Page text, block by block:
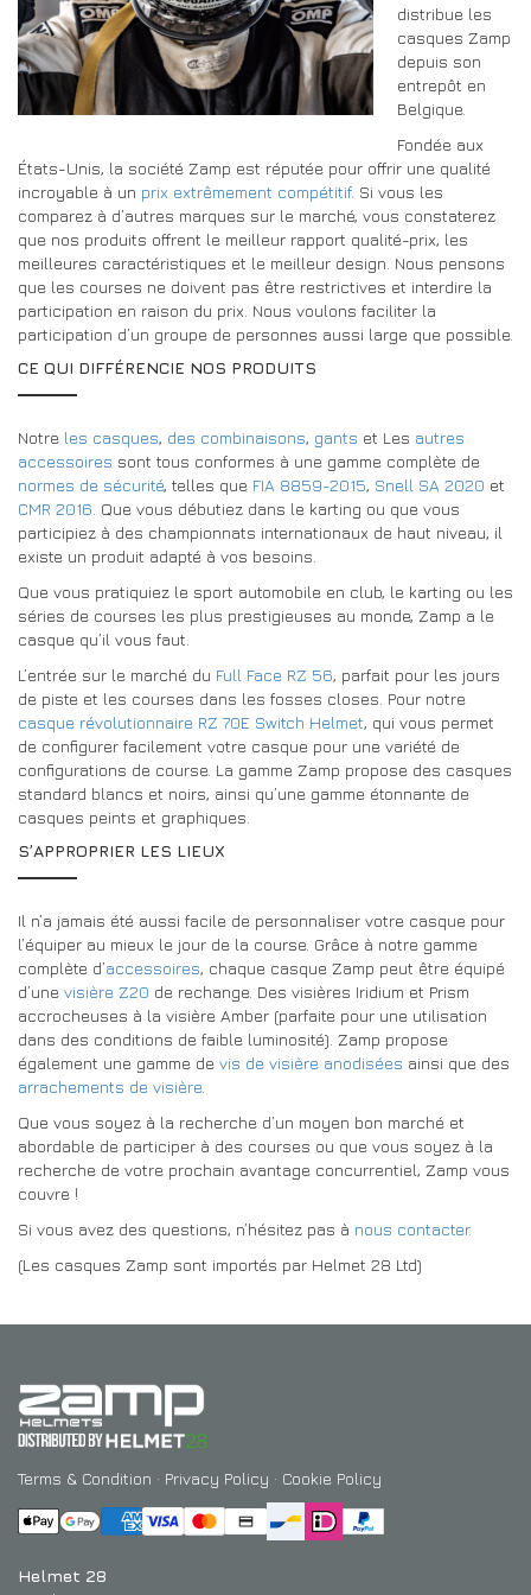
CONCESSIONNAIRES
FAQS
DRIVERS/PARTNERS
DRIVERS/PARTNERS
RESSOURCES
MON COMPTE
PAGE DE DEMANDE DE RENSEIGNEMENTS POUR LES
CONCESSIONNAIRES
FORMULAIRE D’INSCRIPTION DES AMBASSADEURS
distribue les
casques Zamp
depuis son
entrepôt en
Belgique.
Fondée aux
États-Unis, la société Zamp est réputée pour offrir une qualité
incroyable à un prix extrêmement compétitif. Si vous les
comparez à d’autres marques sur le marché, vous constaterez
que nos produits offrent le meilleur rapport qualité-prix, les
meilleures caractéristiques et le meilleur design. Nous pensons
que les courses ne doivent pas être restrictives et interdire la
participation en raison du prix. Nous voulons faciliter la
participation d’un groupe de personnes aussi large que possible.
CE QUI DIFFÉRENCIE NOS PRODUITS
Notre les casques, des combinaisons, gants et Les autres
accessoires sont tous conformes à une gamme complète de
normes de sécurité, telles que FIA 8859-2015, Snell SA 2020 et
CMR 2016 . Que vous débutiez dans le karting ou que vous
participiez à des championnats internationaux de haut niveau, il
existe un produit adapté à vos besoins.
Que vous pratiquiez le sport automobile en club, le karting ou les
séries de courses les plus prestigieuses au monde, Zamp a le
casque qu’il vous faut.
L’entrée sur le marché du Full Face RZ 56, parfait pour les jours
de piste et les courses dans les fosses closes. Pour notre
casque révolutionnaire RZ 70E Switch Helmet, qui vous permet
de configurer facilement votre casque pour une variété de
configurations de course. La gamme Zamp propose des casques
standard blancs et noirs, ainsi qu’une gamme étonnante de
casques peints et graphiques.
S’APPROPRIER LES LIEUX
Il n’a jamais été aussi facile de personnaliser votre casque pour
l’équiper au mieux le jour de la course. Grâce à notre gamme
complète d’accessoires, chaque casque Zamp peut être équipé
d’une visière Z20 de rechange. Des visières Iridium et Prism
accrocheuses à la visière Amber (parfaite pour une utilisation
dans des conditions de faible luminosité). Zamp propose
également une gamme de vis de visière anodisées ainsi que des
arrachements de visière.
Que vous soyez à la recherche d’un moyen bon marché et
abordable de participer à des courses ou que vous soyez à la
recherche de votre prochain avantage concurrentiel, Zamp vous
couvre !
Si vous avez des questions, n’hésitez pas à nous contacter.
(Les casques Zamp sont importés par Helmet 28 Ltd)
Terms & Condition · Privacy Policy · Cookie Policy
Helmet 28